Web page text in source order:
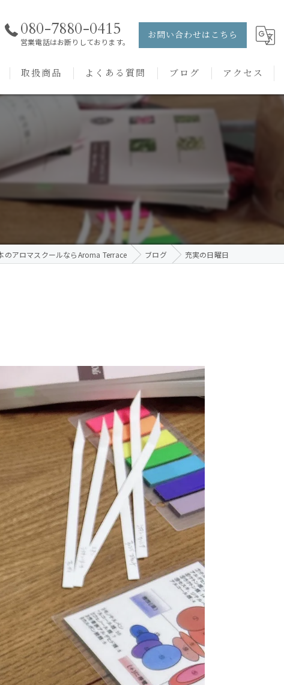
080-7880-0415
営業電話はお断りしております。
お問い合わせはこちら
取扱商品
バッチフラワーレメディ
よくある質問 ブログ アクセス
のアロマスクールならAroma Terrace ブログ 充実の日曜日